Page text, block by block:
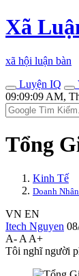
Xã
xã hội luận bàn
Luyện IQ
09:09:09 AM,
Tổng
Kinh Tế
Doanh
VN EN
Itech Nguyen
A- A A+
Tôi nghĩ người